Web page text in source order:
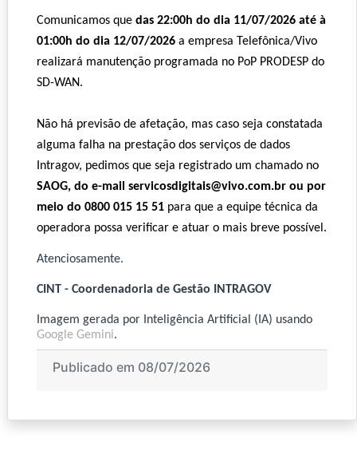
Comunicamos quedas 22:00h do dia 11/07/2026 até à
01:00h do dia 12/07/2026a empresa Telefônica/Vivo
realizará manutenção programada no PoP PRODESP do
SD-WAN.
Não há previsão de afetação, mas caso seja constatada
alguma falha na prestação dos serviços de dados
Intragov, pedimos que seja registrado um chamado no
SAOG, do e-mail servicosdigitais@vivo.com.br ou por
meio do 0800 015 15 51para que a equipe técnica da
operadora possa verificar e atuar o mais breve possível.
Atenciosamente.
CINT - Coordenadoria de Gestão INTRAGOV
Imagem gerada por Inteligência Artificial (IA) usando
Google Gemini.
Publicado em 08/07/2026